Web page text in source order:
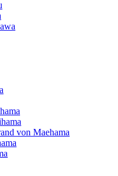
von Maehama